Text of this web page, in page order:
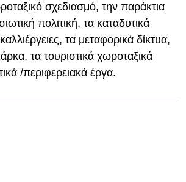
σχεδιασμό, την παράκτια
πολιτική, τα καταδυτικά
τα μεταφορικά δίκτυα,
τα τουριστικά χωροταξικά
/περιφερειακά έργα.